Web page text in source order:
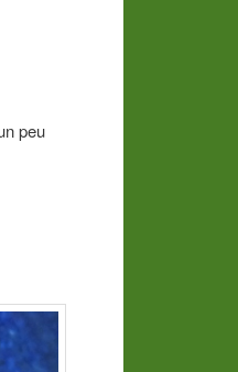
peu